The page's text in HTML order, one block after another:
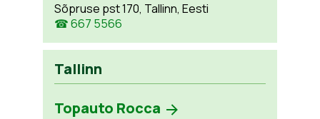
Sõpruse pst 170, Tallinn, Eesti
☎ 667 5566
Tallinn
Topauto Rocca